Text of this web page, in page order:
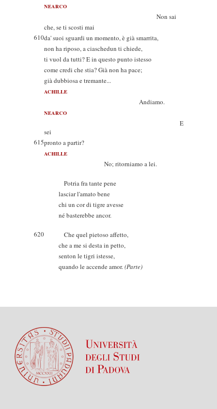
NEARCO
Non sai
che, se ti scosti mai
610da' suoi sguardi un momento, è già smarrita,
non ha riposo, a ciaschedun ti chiede,
ti vuol da tutti? E in questo punto istesso
come credi che stia? Già non ha pace;
già dubbiosa e tremante...
ACHILLE
Andiamo.
NEARCO
E
sei
615pronto a partir?
ACHILLE
No; ritorniamo a lei.
Potria fra tante pene
lasciar l'amato bene
chi un cor di tigre avesse
né basterebbe ancor.
620
Che quel pietoso affetto,
che a me si desta in petto,
senton le tigri istesse,
quando le accende amor.(Parte)